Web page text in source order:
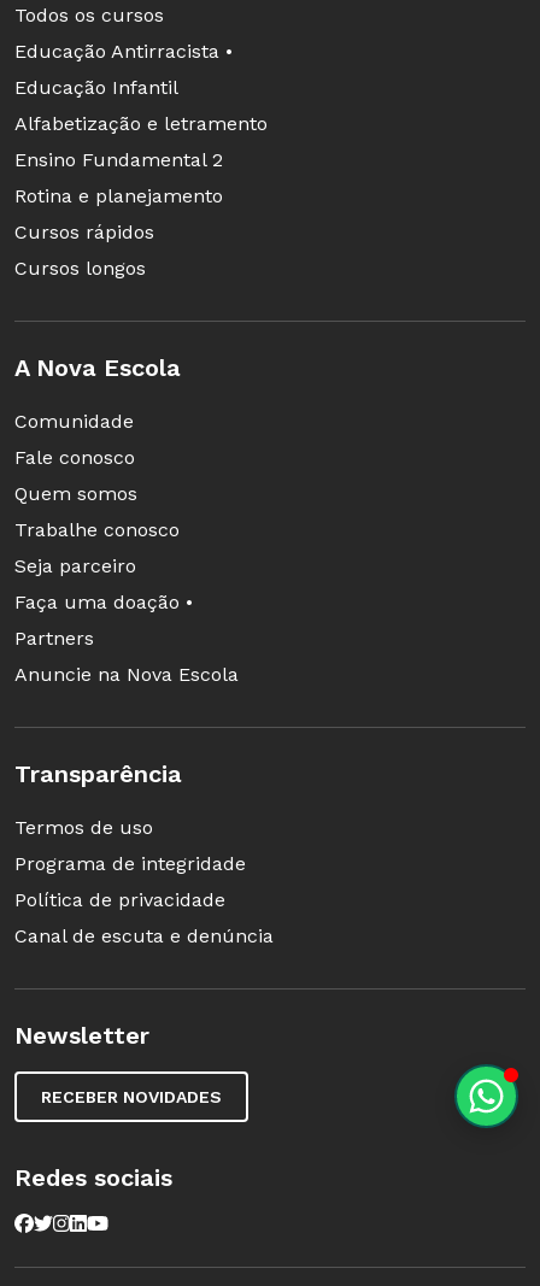
Todos os cursos
Educação Antirracista •
Educação Infantil
Alfabetização e letramento
Ensino Fundamental 2
Rotina e planejamento
Cursos rápidos
Cursos longos
A Nova Escola
Comunidade
Fale conosco
Quem somos
Trabalhe conosco
Seja parceiro
Faça uma doação •
Partners
Anuncie na Nova Escola
Transparência
Termos de uso
Programa de integridade
Política de privacidade
Canal de escuta e denúncia
Newsletter
RECEBER NOVIDADES
Redes sociais